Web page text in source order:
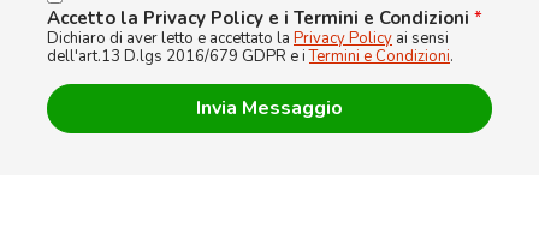
Accetto la Privacy Policy e i Termini e Condizioni *
Dichiaro di aver letto e accettato la Privacy Policy ai sensi
dell'art.13 D.lgs 2016/679 GDPR e iTermini e Condizioni.